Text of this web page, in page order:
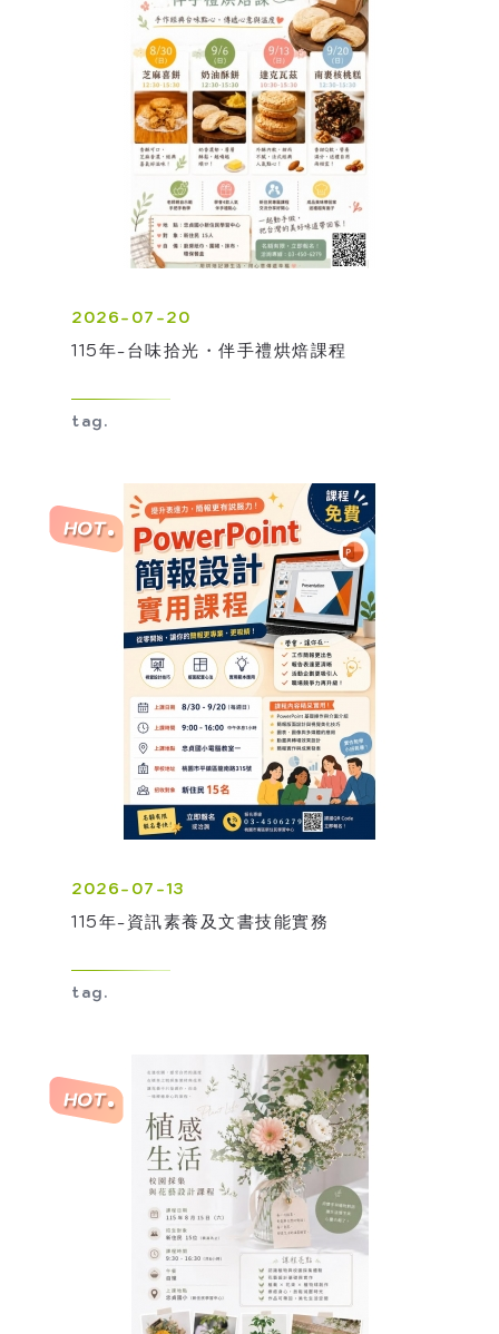
2026-07-20
115年-台味拾光・伴手禮烘焙課程
tag.
2026-07-13
115年-資訊素養及文書技能實務
tag.